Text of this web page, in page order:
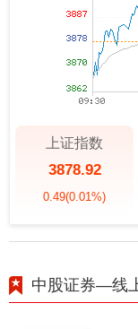
上证指数
3878.92
0.49(0.01%)
中股证券—线